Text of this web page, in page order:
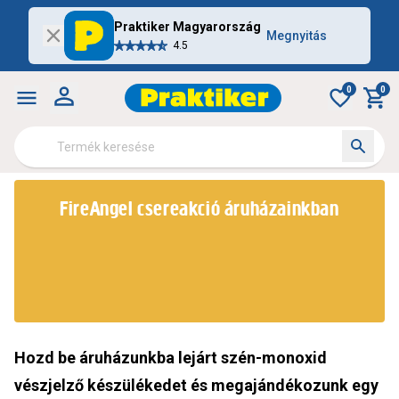
Praktiker Magyarország
4.5
Megnyitás
0 0
FireAngel csereakció áruházainkban
Hozd be áruházunkba lejárt szén-monoxid
vészjelző készülékedet és megajándékozunk egy